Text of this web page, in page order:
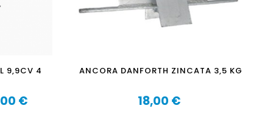
9,9CV 4
€
ANCORA DANFORTH ZINCATA 3,5 KG
Prezzo
18,00 €